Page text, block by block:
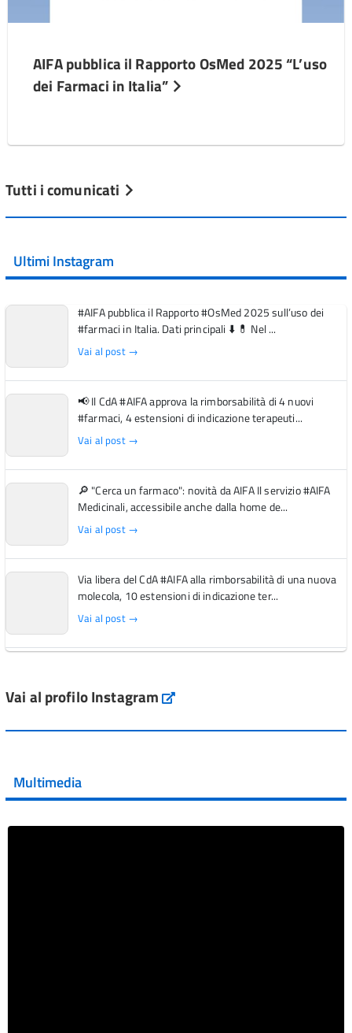
AIFA pubblica il Rapporto OsMed 2025 “L’uso
dei Farmaci in Italia”
Tutti i comunicati
Ultimi Instagram
#AIFA pubblica il Rapporto #OsMed 2025 sull’uso dei
#farmaci in Italia. Dati principali ⬇️ 💊 Nel ...
Vai al post →
📢 Il CdA #AIFA approva la rimborsabilità di 4 nuovi
#farmaci, 4 estensioni di indicazione terapeuti...
Vai al post →
🔎 "Cerca un farmaco": novità da AIFA Il servizio #AIFA
Medicinali, accessibile anche dalla home de...
Vai al post →
Via libera del CdA #AIFA alla rimborsabilità di una nuova
molecola, 10 estensioni di indicazione ter...
Vai al post →
Vai al post →
Vai al post →
Vai al profilo Instagram Instagram
Multimedia